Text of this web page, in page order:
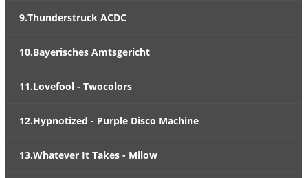
9.Thunderstruck ACDC
10.Bayerisches Amtsgericht
11.Lovefool - Twocolors
12.Hypnotized - Purple Disco Machine
13.Whatever It Takes - Milow